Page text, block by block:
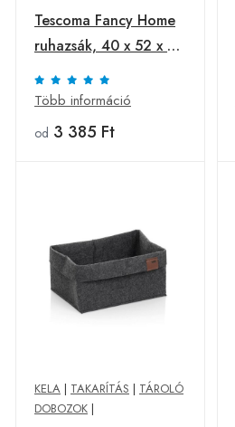
Tescoma Fancy Home
ruhazsák, 40 x 52 x 20
cm, bézs
Több információ
od 3 385 Ft
KELA | TAKARÍTÁS | TÁROLÓ
DOBOZOK |